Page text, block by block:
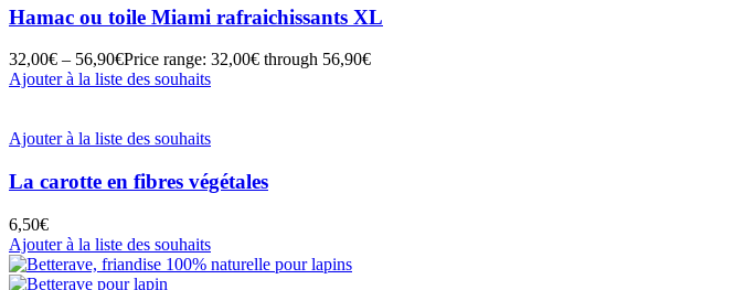
Hamac ou toile Miami rafraichissants XL
32,00€ – 56,90€Price range: 32,00€ through 56,90€
Ajouter à la liste des souhaits
Ajouter à la liste des souhaits
La carotte en fibres végétales
6,50€
Ajouter à la liste des souhaits